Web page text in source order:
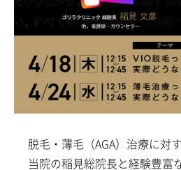
未成年者さまのご契約について
セミナー情報一覧
採用情報
初めてご来院の方
0120-987-118
ご予約・ご相談
脱毛・薄毛（AGA）治療に対
当院の稲見総院長と経験豊富